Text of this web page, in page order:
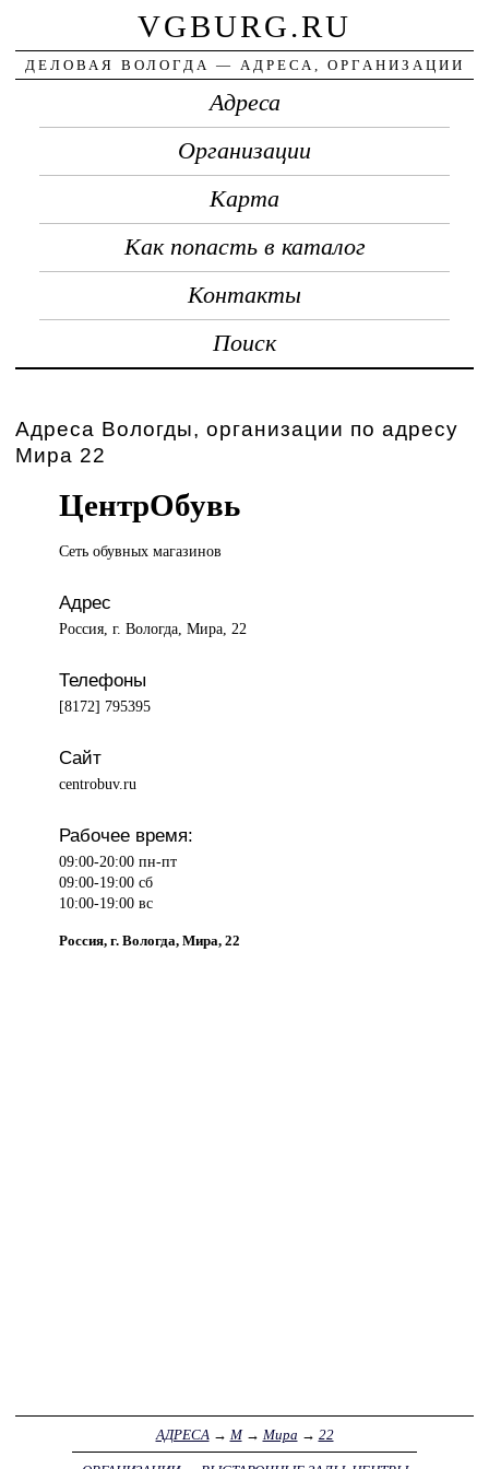
VGBURG.RU
ДЕЛОВАЯ ВОЛОГДА — АДРЕСА, ОРГАНИЗАЦИИ
Адреса
Организации
Карта
Как попасть в каталог
Контакты
Поиск
Адреса Вологды, организации по адресу
Мира 22
ЦентрОбувь
Сеть обувныхмагазинов
Адрес
Россия, г. Вологда, Мира, 22
Телефоны
[8172] 795395
Сайт
centrobuv.ru
Рабочее время:
09:00-20:00 пн-пт
09:00-19:00 сб
10:00-19:00 вс
Россия, г. Вологда, Мира, 22
АДРЕСА → М→ Мира → 22